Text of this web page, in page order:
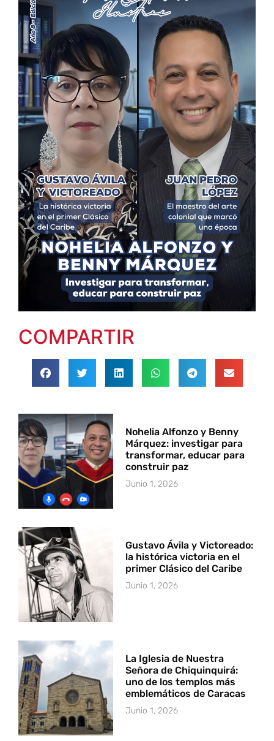
COMPARTIR
Nohelia Alfonzo y Benny
Márquez: investigar para
transformar, educar para
construir paz
Junio 1, 2026
Gustavo Ávila y Victoreado:
la histórica victoria en el
primer Clásico del Caribe
Junio 1, 2026
La Iglesia de Nuestra
Señora de Chiquinquirá:
uno de los templos más
emblemáticos de Caracas
Junio 1, 2026